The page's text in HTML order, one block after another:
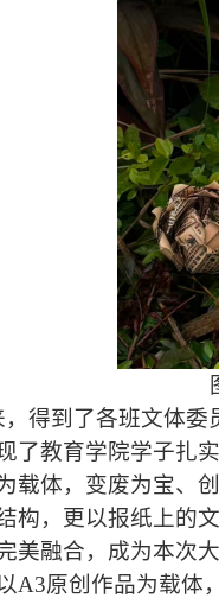
得到了各班文体
了教育学院学子扎
载体，变废为宝、
构，更以报纸上的
美融合，成为本次
A3原创作品为载体